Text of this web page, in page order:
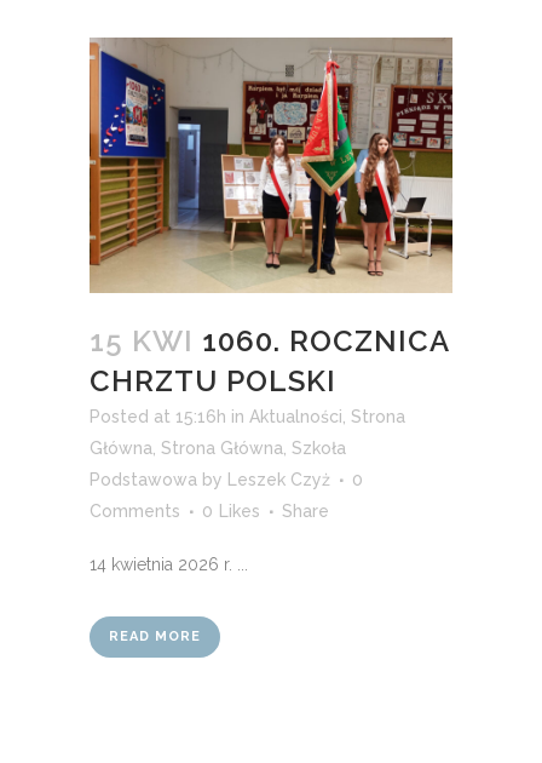
15 KWI 1060. ROCZNICA
CHRZTU POLSKI
Posted at 15:16h in Aktualności Strona
Główna Strona Główna Szkoła
Podstawowa by Leszek Czyż
0
Comments
0 Likes Share
14 kwietnia 2026 r. ...
READ MORE